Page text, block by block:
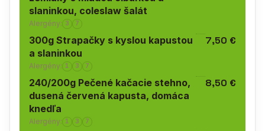
slaninkou, coleslaw šalát
Alergény: 3 7
300g Strapačky s kyslou kapustou
a slaninkou
7,50 €
Alergény: 1 3 7
240/200g Pečené kačacie stehno,
dusená červená kapusta, domáca
knedľa
8,50 €
Alergény: 1 3 7